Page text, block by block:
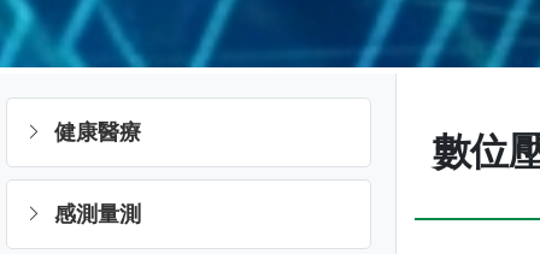
健康醫療
感測量測
數位